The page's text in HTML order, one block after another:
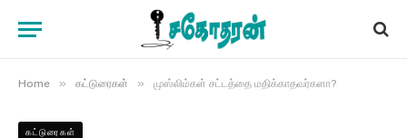
Home » கட்டுரைகள் » முஸ்லிம்கள் சட்டத்தை மதிக்காதவர்களா?
கட்டுரைகள்